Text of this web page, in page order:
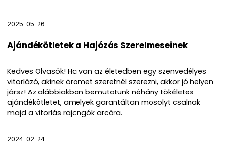
2025. 05. 26.
Ajándékötletek a Hajózás Szerelmeseinek
Kedves Olvasók! Ha van az életedben egy szenvedélyes
vitorlázó, akinek örömet szeretnél szerezni, akkor jó helyen
jársz! Az alábbiakban bemutatunk néhány tökéletes
ajándékötletet, amelyek garantáltan mosolyt csalnak
majd a vitorlás rajongók arcára.
2024. 02. 24.